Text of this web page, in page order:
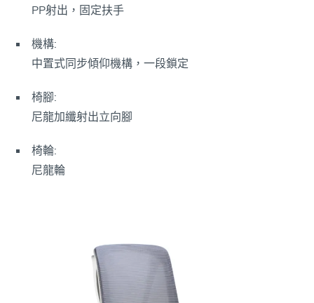
PP射出，固定扶手
機構:
中置式同步傾仰機構，一段鎖定
椅腳:
尼龍加纖射出立向腳
椅輪:
尼龍輪